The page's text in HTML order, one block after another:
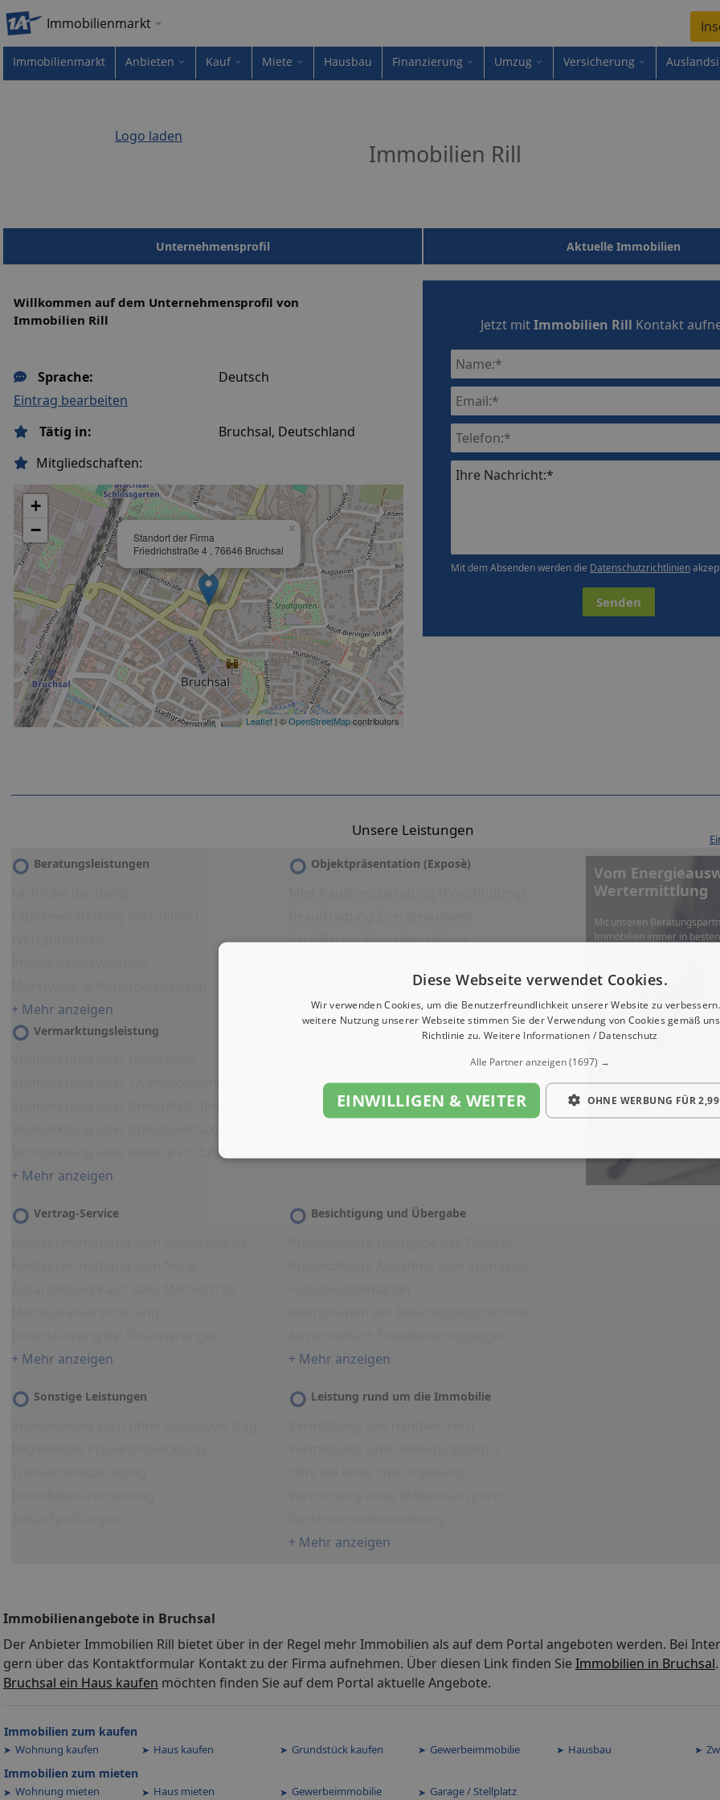
Immobilienmarkt
Immobilienmarkt Anbieten Kauf Miete Hausbau Finanzierung Umzug Versicherung
Logo laden
Immobilien Rill
Unternehmensprofil Aktuelle Immobilien
Willkommen auf dem Unternehmensprofil von
Immobilien Rill
Sprache:
Deutsch
Eintrag bearbeiten
Tätig in:
Bruchsal, Deutschland
Mitgliedschaften:
Standort der Firma
Friedrichstraße 4 , 76646 Bruchsal
×
+
−
Leaflet| ©OpenStreetMapcontributors
Jetzt mitImmobilien Rill Kontakt
Ihre Nachricht:*
Mit dem Absenden werden die Datenschutzrichtlinien
Senden
Unsere Leistungen
Beratungsleistungen
+ Mehr anzeigen
Objektpräsentation (Exposè)
detailliertes Exposéerstellung
Virtueller Foto-Rundgang (360°)
+ Mehr anzeigen
Vermarktungsleistung
Vermarktung über weitere Portale
+ Mehr anzeigen
Vertrag-Service
+ Mehr anzeigen
Besichtigung und Übergabe
+ Mehr anzeigen
Sonstige Leistungen Leistung rund um die Immobilie
+ Mehr anzeigen
Vom
Wertermittlung
Mit unseren
Immobilien immer in
Immobilienangebote in Bruchsal
Der Anbieter Immobilien Rill bietet über in der Regel mehr Immobilien als auf dem Portal angeboten werden. Bei
gern über das Kontaktformular Kontakt zu der Firma aufnehmen. Über diesen Link finden Sie Immobilien in Bruchsal
Bruchsal ein Haus kaufen möchten finden Sie auf dem Portal aktuelle Angebote.
Immobilien zum kaufen
Wohnung kaufen Haus kaufen Grundstück kaufen Gewerbeimmobilie Hausbau
Immobilien zum mieten
Wohnung mieten Haus mieten Gewerbeimmobilie Garage / Stellplatz
Diese Webseite verwendet Cookies.
Wir verwenden Cookies, um die Benutzerfreundlichkeit unserer Website zu
weitere Nutzung unserer Webseite stimmen Sie der Verwendung von Cookies gemäß
Richtlinie zu. Weitere Informationen / Datenschutz
Alle Partner anzeigen(1697) →
EINWILLIGEN & WEITER OHNE WERBUNG FÜR